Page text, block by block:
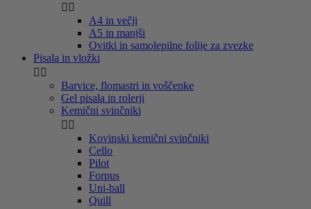
 
A4 in večji
A5 in manjši
Ovitki in samolepilne folije za zvezke
Pisala in vložki
 
Barvice, flomastri in voščenke
Gel pisala in rolerji
Kemični svinčniki
 
Kovinski kemični svinčniki
Cello
Pilot
Forpus
Uni-ball
Quill